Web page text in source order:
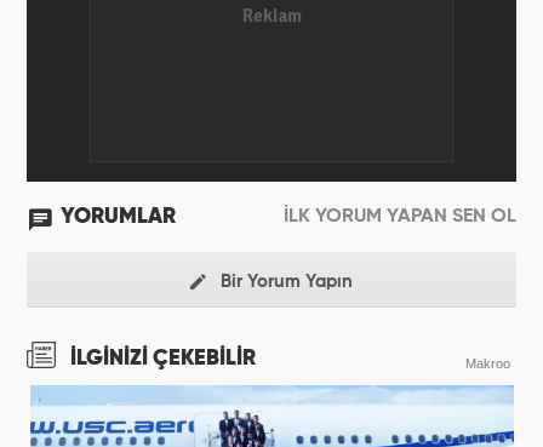
YORUMLAR İLK YORUM YAPAN SEN OL
Bir Yorum Yapın
İLGİNİZİ ÇEKEBİLİR Makroo